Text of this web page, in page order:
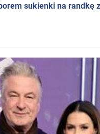
sukienki na randkę